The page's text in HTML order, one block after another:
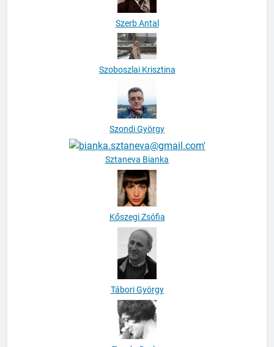
Szoboszlai Krisztina
Szondi György
Sztaneva Bianka
Kőszegi Zsófia
Tábori György
Tamás Dorka